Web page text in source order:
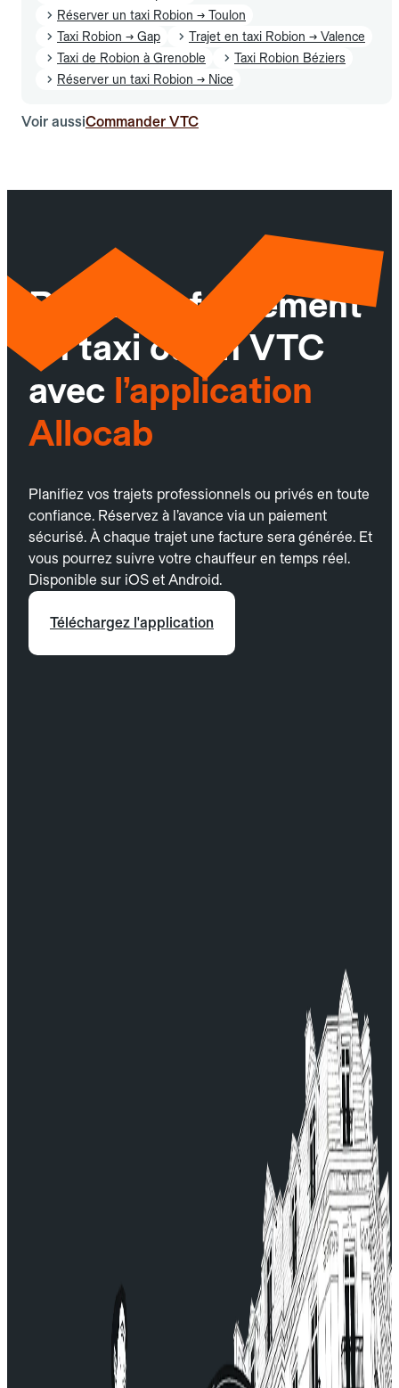
Réserver un taxi Robion → Toulon
Taxi Robion → Gap
Trajet en taxi Robion → Valence
Taxi de Robion à Grenoble
Taxi Robion Béziers
Réserver un taxi Robion → Nice
Voir aussiCommander VTC
Réservez facilement
un taxi ou un VTC
avec l’application
Allocab
Planifiez vos trajets professionnels ou privés en toute
confiance. Réservez à l’avance via un paiement
sécurisé. À chaque trajet une facture sera générée. Et
vous pourrez suivre votre chauffeur en temps réel.
Disponible sur iOS et Android.
Téléchargez l'application